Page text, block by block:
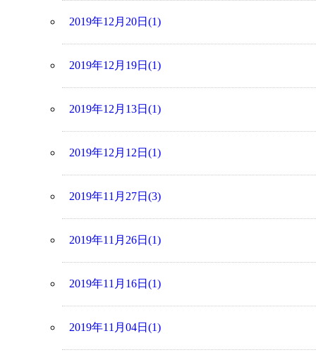
2019年12月20日(1)
2019年12月19日(1)
2019年12月13日(1)
2019年12月12日(1)
2019年11月27日(3)
2019年11月26日(1)
2019年11月16日(1)
2019年11月04日(1)